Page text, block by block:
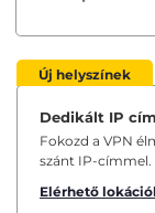
Új helyszínek
Dedikált IP
Fokozd a VPN
szánt IP-címmel.
Elérhető